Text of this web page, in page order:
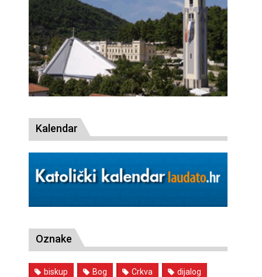
Kalendar
Oznake
biskup Bog Crkva dijalog